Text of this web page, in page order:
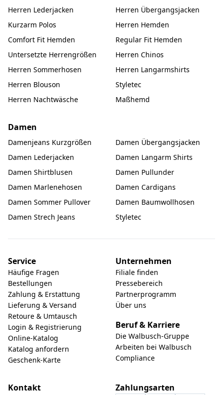
Herren Lederjacken
Herren Übergangsjacken
Kurzarm Polos
Herren Hemden
Comfort Fit Hemden
Regular Fit Hemden
Untersetzte Herrengrößen
Herren Chinos
Herren Sommerhosen
Herren Langarmshirts
Herren Blouson
Styletec
Herren Nachtwäsche
Maßhemd
Damen
Damenjeans Kurzgrößen
Damen Übergangsjacken
Damen Lederjacken
Damen Langarm Shirts
Damen Shirtblusen
Damen Pullunder
Damen Marlenehosen
Damen Cardigans
Damen Sommer Pullover
Damen Baumwollhosen
Damen Strech Jeans
Styletec
Service
Häufige Fragen
Bestellungen
Zahlung & Erstattung
Lieferung & Versand
Retoure & Umtausch
Login & Registrierung
Online-Katalog
Katalog anfordern
Geschenk-Karte
Unternehmen
Filiale finden
Pressebereich
Partnerprogramm
Über uns
Beruf & Karriere
Die Walbusch-Gruppe
Arbeiten bei Walbusch
Compliance
Kontakt Zahlungsarten